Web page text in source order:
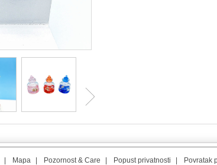
Mapa Pozornost & Care Popust privatnosti Povratak